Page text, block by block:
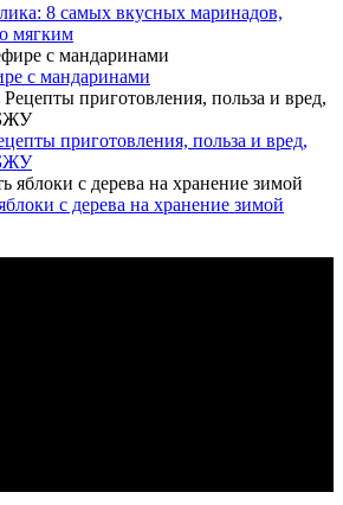
8 самых вкусных маринадов,
мягким
с мандаринами
приготовления, польза и вред,
с дерева на хранение зимой